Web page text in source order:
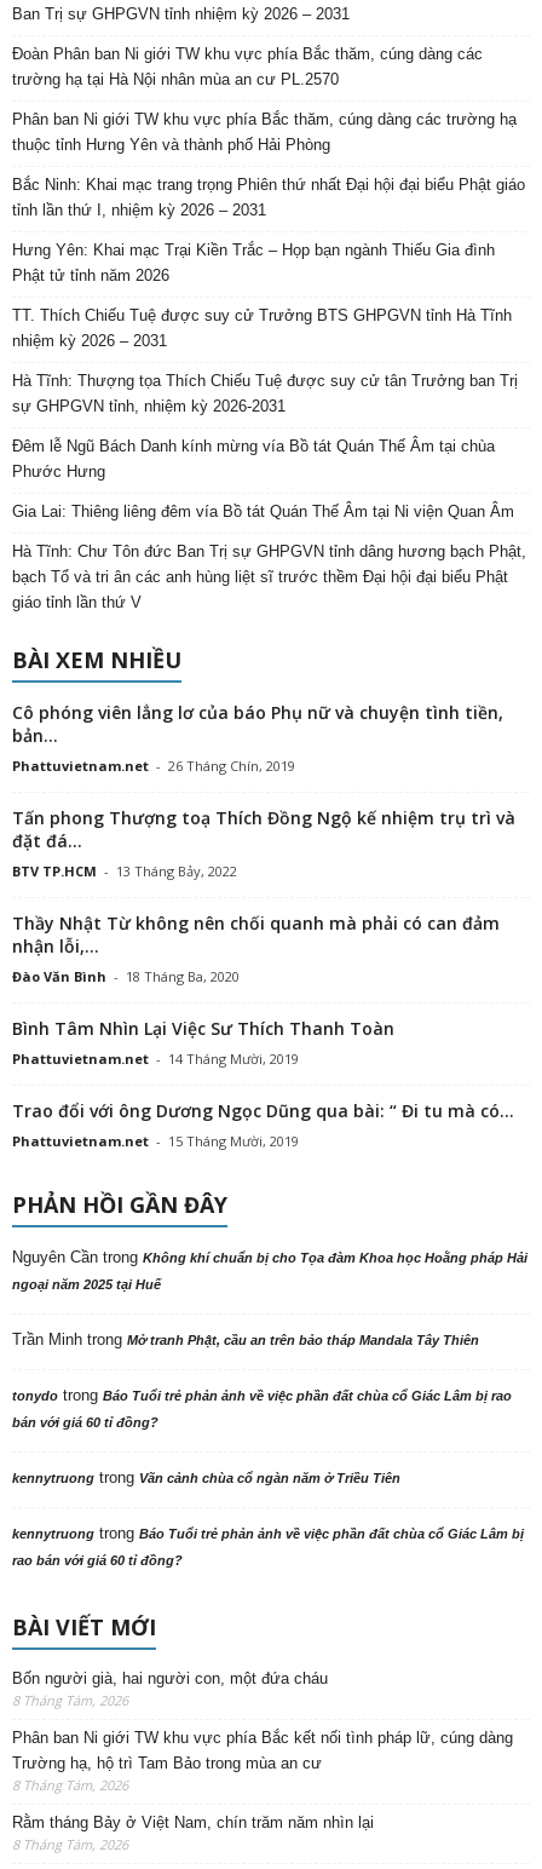
Ban Trị sự GHPGVN tỉnh nhiệm kỳ 2026 – 2031
Đoàn Phân ban Ni giới TW khu vực phía Bắc thăm, cúng dàng các
trường hạ tại Hà Nội nhân mùa an cư PL.2570
Phân ban Ni giới TW khu vực phía Bắc thăm, cúng dàng các trường hạ
thuộc tỉnh Hưng Yên và thành phố Hải Phòng
Bắc Ninh: Khai mạc trang trọng Phiên thứ nhất Đại hội đại biểu Phật giáo
tỉnh lần thứ I, nhiệm kỳ 2026 – 2031
Hưng Yên: Khai mạc Trại Kiền Trắc – Họp bạn ngành Thiếu Gia đình
Phật tử tỉnh năm 2026
TT. Thích Chiếu Tuệ được suy cử Trưởng BTS GHPGVN tỉnh Hà Tĩnh
nhiệm kỳ 2026 – 2031
Hà Tĩnh: Thượng tọa Thích Chiếu Tuệ được suy cử tân Trưởng ban Trị
sự GHPGVN tỉnh, nhiệm kỳ 2026-2031
Đêm lễ Ngũ Bách Danh kính mừng vía Bồ tát Quán Thế Âm tại chùa
Phước Hưng
Gia Lai: Thiêng liêng đêm vía Bồ tát Quán Thế Âm tại Ni viện Quan Âm
Hà Tĩnh: Chư Tôn đức Ban Trị sự GHPGVN tỉnh dâng hương bạch Phật,
bạch Tổ và tri ân các anh hùng liệt sĩ trước thềm Đại hội đại biểu Phật
giáo tỉnh lần thứ V
BÀI XEM NHIỀU
Cô phóng viên lẳng lơ của báo Phụ nữ và chuyện tình tiền,
bản...
Phattuvietnam.net - 26 Tháng Chín, 2019
Tấn phong Thượng toạ Thích Đồng Ngộ kế nhiệm trụ trì và
đặt đá...
BTV TP.HCM - 13 Tháng Bảy, 2022
Thầy Nhật Từ không nên chối quanh mà phải có can đảm
nhận lỗi,...
Đào Văn Bình - 18 Tháng Ba, 2020
Bình Tâm Nhìn Lại Việc Sư Thích Thanh Toàn
Phattuvietnam.net - 14 Tháng Mười, 2019
Trao đổi với ông Dương Ngọc Dũng qua bài: “ Đi tu mà có...
Phattuvietnam.net - 15 Tháng Mười, 2019
PHẢN HỒI GẦN ĐÂY
Nguyên Cần trong Không khí chuẩn bị cho Tọa đàm Khoa học Hoằng pháp Hải
ngoại năm 2025 tại Huế
Trần Minh trong Mở tranh Phật, cầu an trên bảo tháp Mandala Tây Thiên
tonydo trong Báo Tuổi trẻ phản ảnh về việc phần đất chùa cổ Giác Lâm bị rao
bán với giá 60 tỉ đồng?
kennytruong trong Vãn cảnh chùa cổ ngàn năm ở Triều Tiên
kennytruong trong Báo Tuổi trẻ phản ảnh về việc phần đất chùa cổ Giác Lâm bị
rao bán với giá 60 tỉ đồng?
BÀI VIẾT MỚI
Bốn người già, hai người con, một đứa cháu
8 Tháng Tám, 2026
Phân ban Ni giới TW khu vực phía Bắc kết nối tình pháp lữ, cúng dàng
Trường hạ, hộ trì Tam Bảo trong mùa an cư
8 Tháng Tám, 2026
Rằm tháng Bảy ở Việt Nam, chín trăm năm nhìn lại
8 Tháng Tám, 2026